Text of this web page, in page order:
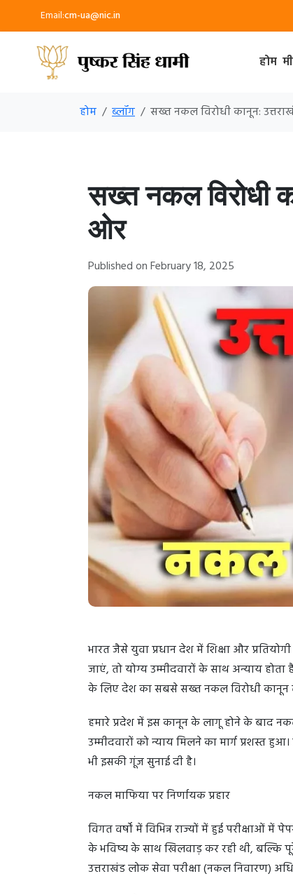
Email:cm-ua@nic.in
होम
होम ब्लॉग सख्त नकल विरोधी कानून:
सख्त नकल विरोधी
ओर
Published on February 18, 2025
भारत जैसे युवा प्रधान देश में शिक्षा और
जाएं, तो योग्य उम्मीदवारों के साथ अन्याय
के लिए देश का सबसे सख्त नकल विरोधी कानून
हमारे प्रदेश में इस कानून के लागू होने के बाद
उम्मीदवारों को न्याय मिलने का मार्ग प्रशस्त
भी इसकी गूंज सुनाई दी है।
नकल माफिया पर निर्णायक प्रहार
विगत वर्षों में विभिन्न राज्यों में हुई परीक्षाओं
के भविष्य के साथ खिलवाड़ कर रही थी, बल्कि पूरे
उत्तराखंड लोक सेवा परीक्षा (नकल निवारण)